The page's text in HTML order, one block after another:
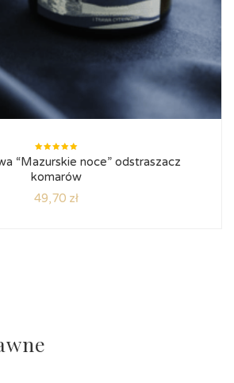
Oceniono
5.00na
“Mazurskie noce” odstraszacz
komarów
49,70 zł